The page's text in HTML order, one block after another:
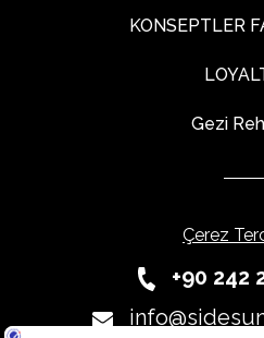
KONSEPTLER
Gezi
Çerez
+90 242